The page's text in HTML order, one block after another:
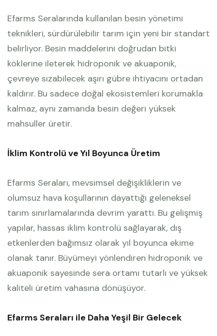
Efarms Seralarında kullanılan besin yönetimi
teknikleri, sürdürülebilir tarım için yeni bir standart
belirliyor. Besin maddelerini doğrudan bitki
köklerine ileterek hidroponik ve akuaponik,
çevreye sızabilecek aşırı gübre ihtiyacını ortadan
kaldırır. Bu sadece doğal ekosistemleri korumakla
kalmaz, aynı zamanda besin değeri yüksek
mahsuller üretir.
İklim Kontrolü ve Yıl Boyunca Üretim
Efarms Seraları, mevsimsel değişikliklerin ve
olumsuz hava koşullarının dayattığı geleneksel
tarım sınırlamalarında devrim yarattı. Bu gelişmiş
yapılar, hassas iklim kontrolü sağlayarak, dış
etkenlerden bağımsız olarak yıl boyunca ekime
olanak tanır. Büyümeyi yönlendiren hidroponik ve
akuaponik sayesinde sera ortamı tutarlı ve yüksek
kaliteli üretim vahasına dönüşüyor.
Efarms Seraları ile Daha Yeşil Bir Gelecek